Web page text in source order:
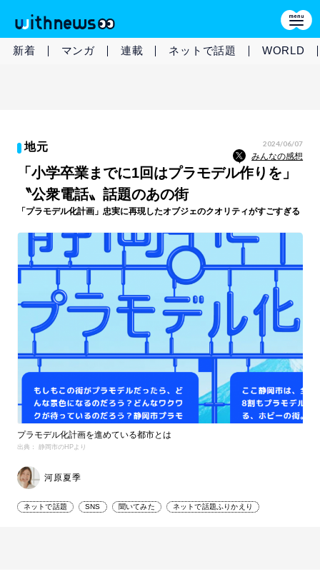
新着 マンガ 連載 ネットで話題 WORLD
地元 2024/06/07
みんなの感想
「小学卒業までに1回はプラモデル作りを」
〝公衆電話〟話題のあの街
「プラモデル化計画」忠実に再現したオブジェのクオリティがすごすぎる
プラモデル化計画を進めている都市とは
出典： 静岡市のHPより
河原夏季
ネットで話題 SNS 聞いてみた ネットで話題ふりかえり